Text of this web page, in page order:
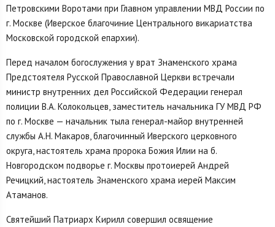
Петровскими Воротами при Главном управлении МВД России по
г. Москве (Иверское благочиние Центрального викариатства
Московской городской епархии).
Перед началом богослужения у врат Знаменского храма
Предстоятеля Русской Православной Церкви встречали
министр внутренних дел Российской Федерации генерал
полиции В.А. Колокольцев, заместитель начальника ГУ МВД РФ
по г. Москве — начальник тыла генерал-майор внутренней
службы А.Н. Макаров, благочинный Иверского церковного
округа, настоятель храма пророка Божия Илии на б.
Новгородском подворье г. Москвы протоиерей Андрей
Речицкий, настоятель Знаменского храма иерей Максим
Атаманов.
Святейший Патриарх Кирилл совершил освящение